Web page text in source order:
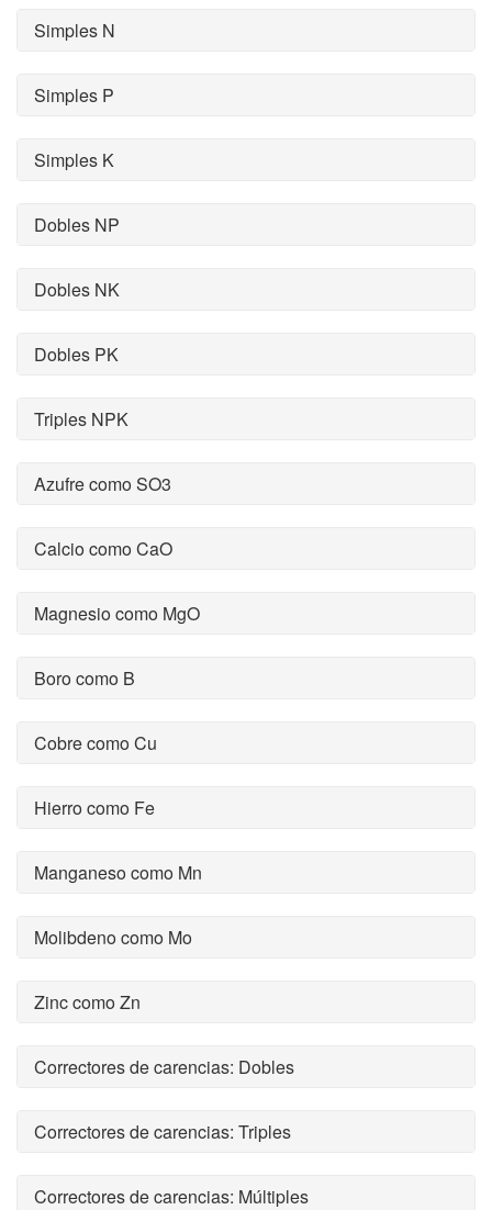
Simples N
Simples P
Simples K
Dobles NP
Dobles NK
Dobles PK
Triples NPK
Azufre como SO3
Calcio como CaO
Magnesio como MgO
Boro como B
Cobre como Cu
Hierro como Fe
Manganeso como Mn
Molibdeno como Mo
Zinc como Zn
Correctores de carencias: Dobles
Correctores de carencias: Triples
Correctores de carencias: Múltiples